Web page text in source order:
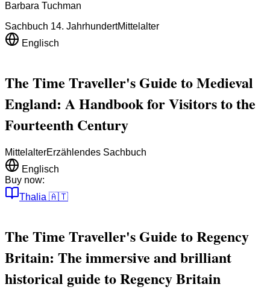
Barbara Tuchman
Sachbuch 14. JahrhundertMittelalter
Englisch
The Time Traveller's Guide to Medieval
England: A Handbook for Visitors to the
Fourteenth Century
MittelalterErzählendes Sachbuch
Englisch
Buy now:
Thalia 🇦🇹
The Time Traveller's Guide to Regency
Britain: The immersive and brilliant
historical guide to Regency Britain